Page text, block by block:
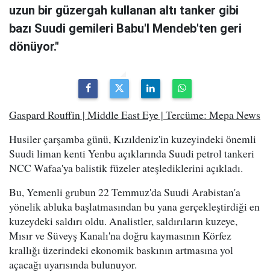
uzun bir güzergah kullanan altı tanker gibi
bazı Suudi gemileri Babu'l Mendeb'ten geri
dönüyor."
Gaspard Rouffin | Middle East Eye | Tercüme: Mepa News
Husiler çarşamba günü, Kızıldeniz'in kuzeyindeki önemli
Suudi liman kenti Yenbu açıklarında Suudi petrol tankeri
NCC Wafaa'ya balistik füzeler ateşlediklerini açıkladı.
Bu, Yemenli grubun 22 Temmuz'da Suudi Arabistan'a
yönelik abluka başlatmasından bu yana gerçekleştirdiği en
kuzeydeki saldırı oldu. Analistler, saldırıların kuzeye,
Mısır ve Süveyş Kanalı'na doğru kaymasının Körfez
krallığı üzerindeki ekonomik baskının artmasına yol
açacağı uyarısında bulunuyor.